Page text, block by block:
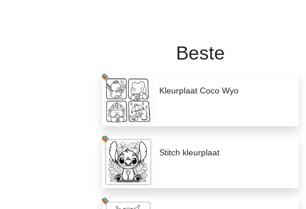
Beste
Kleurplaat Coco Wyo
Stitch kleurplaat